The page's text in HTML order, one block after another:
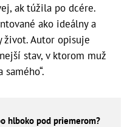
ak túžila po dcére.
ako ideálny a
život. Autor opisuje
stav, v ktorom muž
hlboko pod priemerom?